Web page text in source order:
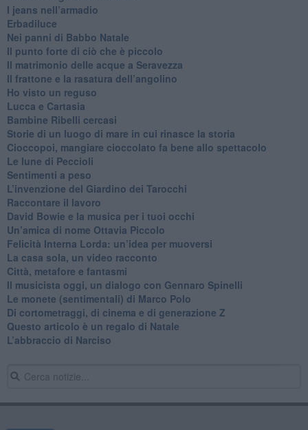
​I jeans nell’armadio
Erbadiluce
Nei panni di Babbo Natale
​Il punto forte di ciò che è piccolo
​Il matrimonio delle acque a Seravezza
​Il frattone e la rasatura dell’angolino
​Ho visto un reguso
Lucca e Cartasia
Bambine Ribelli cercasi
Storie di un luogo di mare in cui rinasce la storia
Cioccopoi, mangiare cioccolato fa bene allo spettacolo
​Le lune di Peccioli
​Sentimenti a peso
​L’invenzione del Giardino dei Tarocchi
​Raccontare il lavoro
David Bowie e la musica per i tuoi occhi
Un’amica di nome Ottavia Piccolo
​Felicità Interna Lorda: un’idea per muoversi
​La casa sola, un video racconto
​Città, metafore e fantasmi
Il musicista oggi, un dialogo con Gennaro Spinelli
Le monete (sentimentali) di Marco Polo
​Di cortometraggi, di cinema e di generazione Z
​Questo articolo è un regalo di Natale
L’abbraccio di Narciso